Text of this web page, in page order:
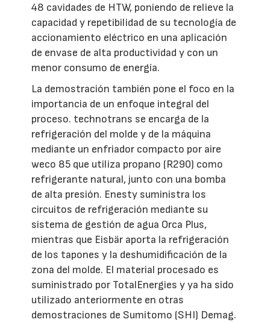
48 cavidades de HTW, poniendo de relieve la
capacidad y repetibilidad de su tecnología de
accionamiento eléctrico en una aplicación
de envase de alta productividad y con un
menor consumo de energía.
La demostración también pone el foco en la
importancia de un enfoque integral del
proceso. technotrans se encarga de la
refrigeración del molde y de la máquina
mediante un enfriador compacto por aire
weco 85 que utiliza propano (R290) como
refrigerante natural, junto con una bomba
de alta presión. Enesty suministra los
circuitos de refrigeración mediante su
sistema de gestión de agua Orca Plus,
mientras que Eisbär aporta la refrigeración
de los tapones y la deshumidificación de la
zona del molde. El material procesado es
suministrado por TotalEnergies y ya ha sido
utilizado anteriormente en otras
demostraciones de Sumitomo (SHI) Demag.